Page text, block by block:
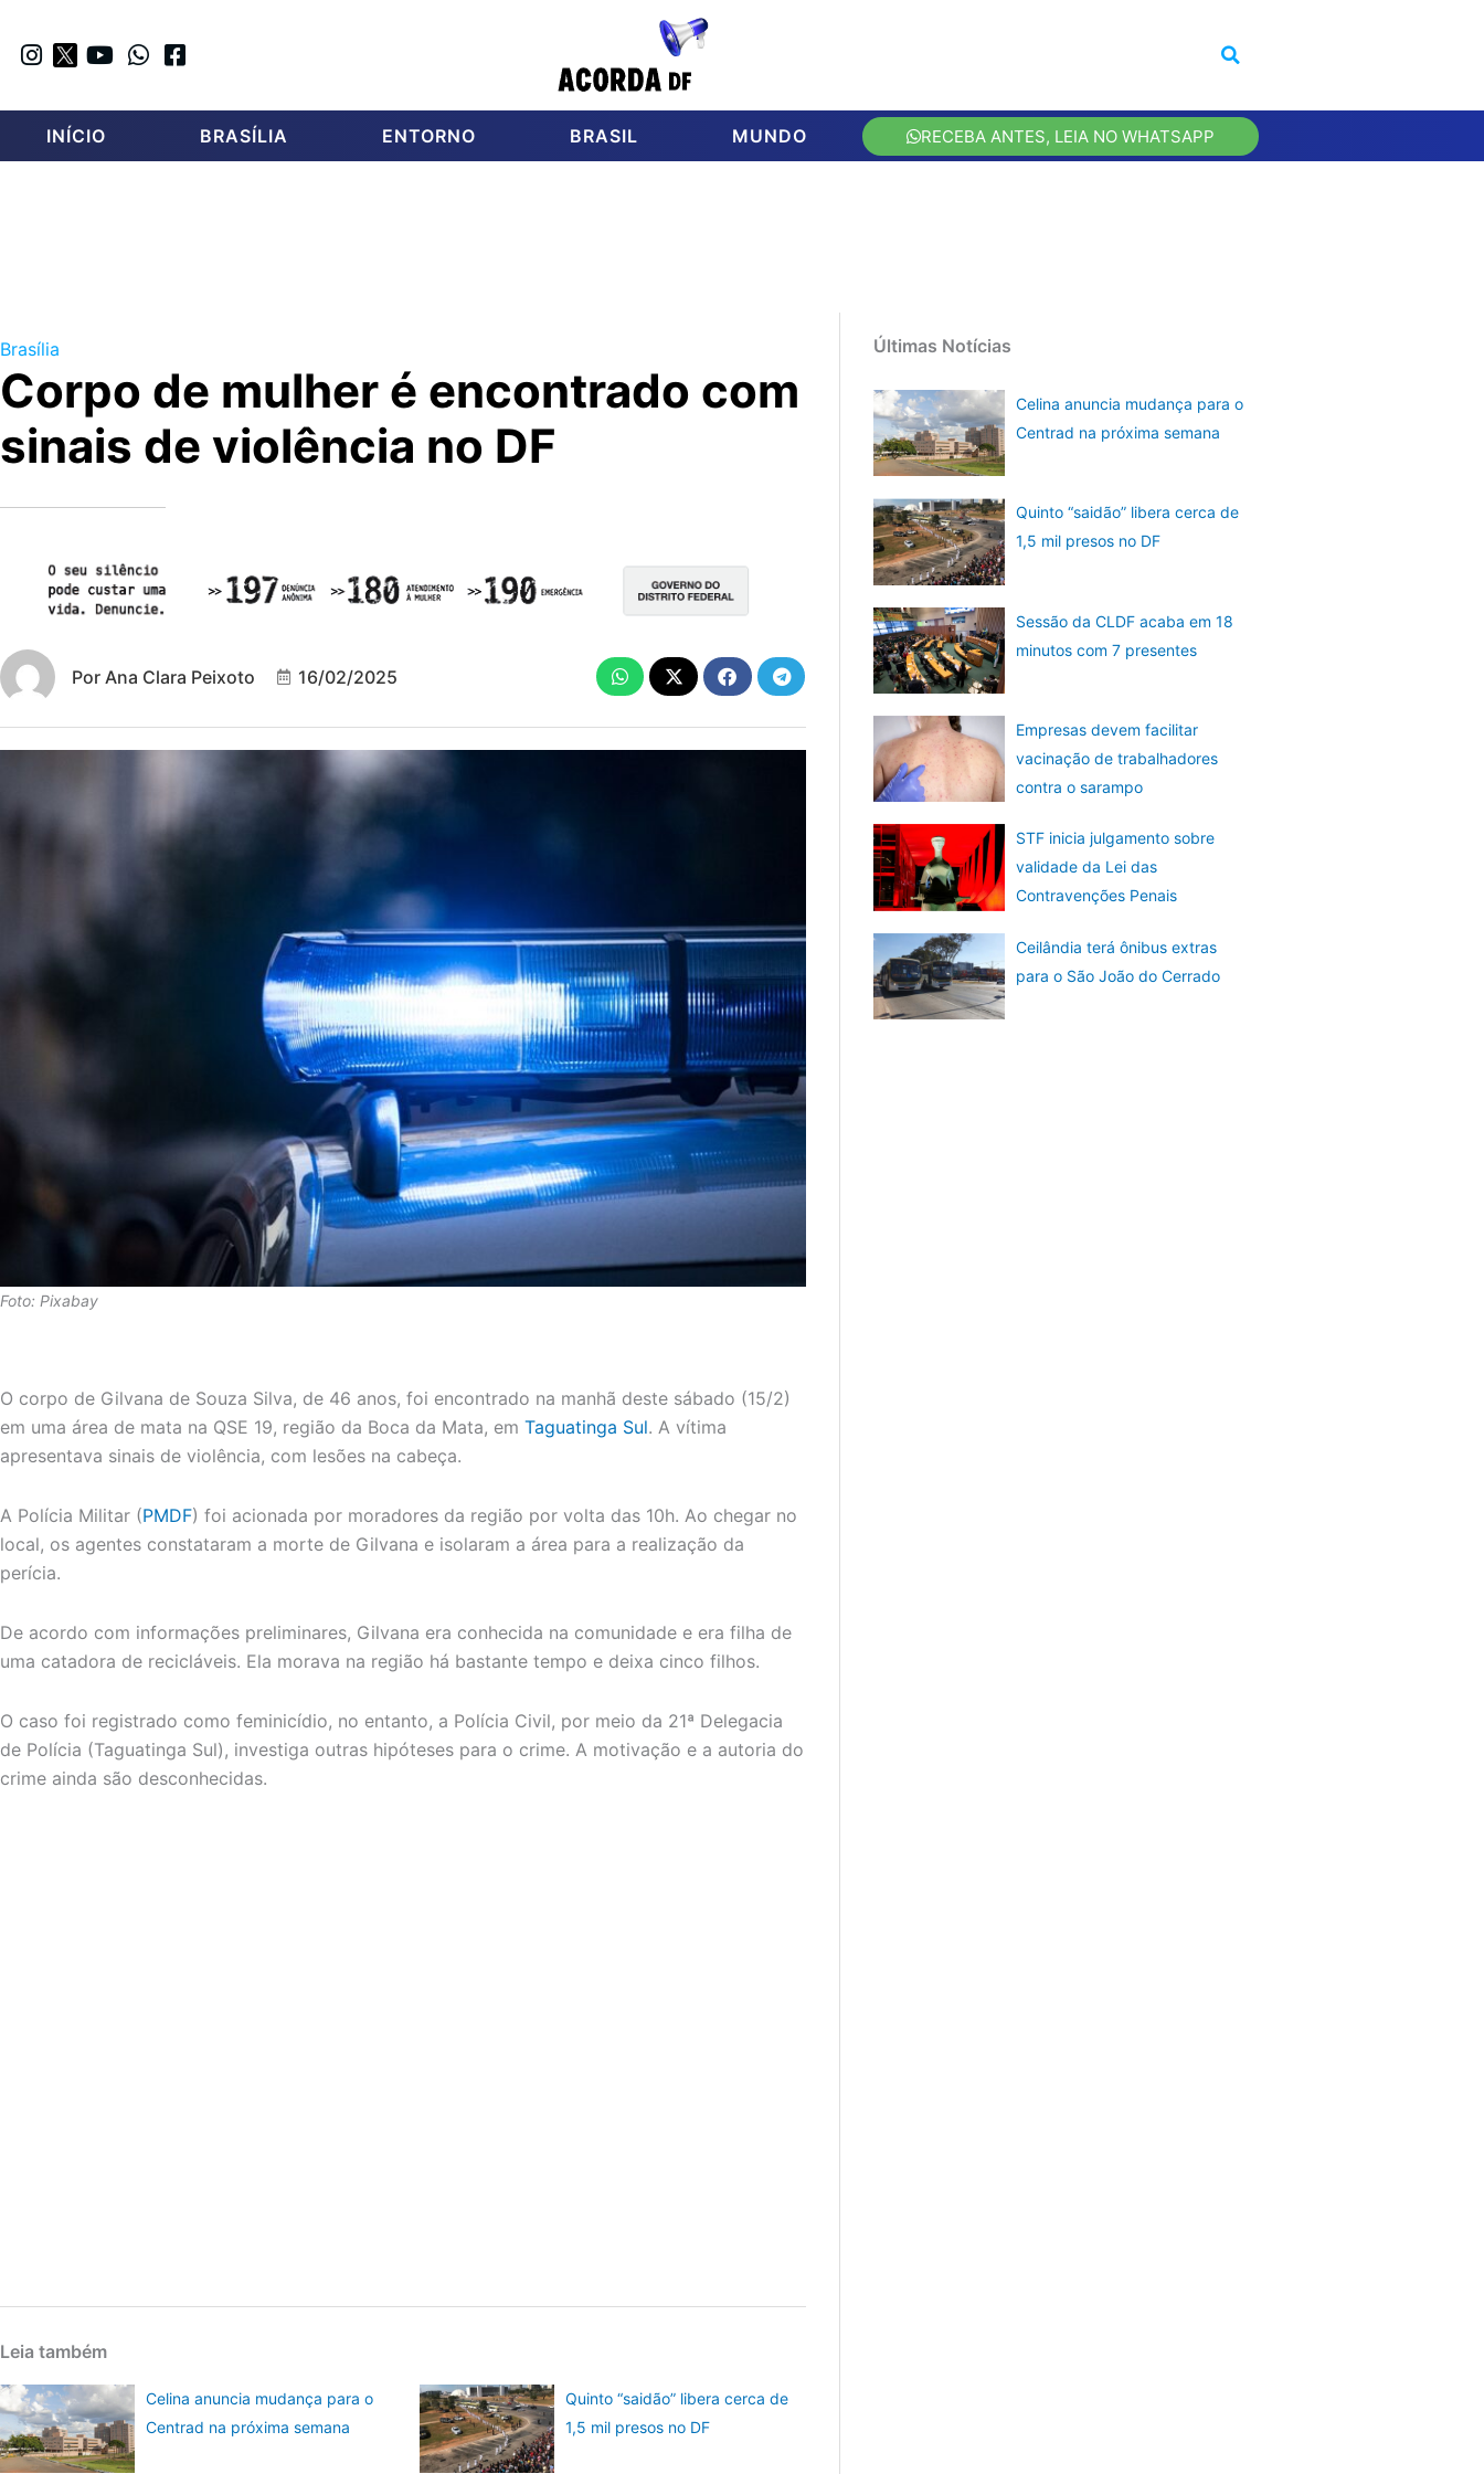
INÍCIO BRASÍLIA ENTORNO BRASIL MUNDO RECEBA ANTES, LEIA NO WHATSAPP
Brasília
Corpo de mulher é encontrado com
sinais de violência no DF
Por Ana Clara Peixoto 16/02/2025
Foto: Pixabay
O corpo de Gilvana de Souza Silva, de 46 anos, foi encontrado na manhã deste sábado (15/2)
em uma área de mata na QSE 19, região da Boca da Mata, em Taguatinga Sul. A vítima
apresentava sinais de violência, com lesões na cabeça.
A Polícia Militar (PMDF) foi acionada por moradores da região por volta das 10h. Ao chegar no
local, os agentes constataram a morte de Gilvana e isolaram a área para a realização da
perícia.
De acordo com informações preliminares, Gilvana era conhecida na comunidade e era filha de
uma catadora de recicláveis. Ela morava na região há bastante tempo e deixa cinco filhos.
O caso foi registrado como feminicídio, no entanto, a Polícia Civil, por meio da 21ª Delegacia
de Polícia (Taguatinga Sul), investiga outras hipóteses para o crime. A motivação e a autoria do
crime ainda são desconhecidas.
Leia também
Celina anuncia mudança para o
Centrad na próxima semana
Quinto “saidão” libera cerca de
1,5 mil presos no DF
Últimas Notícias
Celina anuncia mudança para o
Centrad na próxima semana
Quinto “saidão” libera cerca de
1,5 mil presos no DF
Sessão da CLDF acaba em 18
minutos com 7 presentes
Empresas devem facilitar
vacinação de trabalhadores
contra o sarampo
STF inicia julgamento sobre
validade da Lei das
Contravenções Penais
Ceilândia terá ônibus extras
para o São João do Cerrado